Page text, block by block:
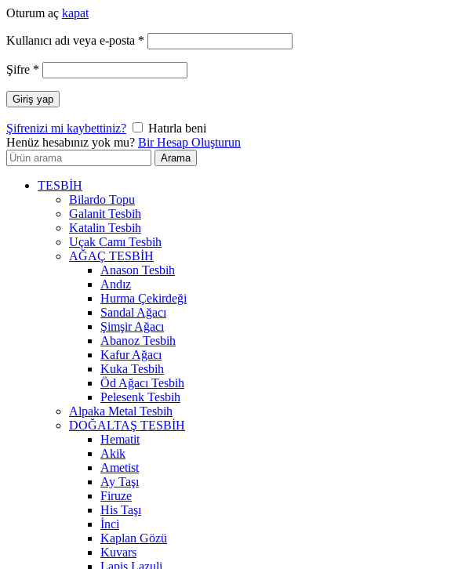
Oturum aç kapat
Kullanıcı adı veya e-posta *
Şifre *
Giriş yap
Şifrenizi mi kaybettiniz?
Hatırla beni
Henüz hesabınız yok mu? Bir Hesap Oluşturun
Arayın:
Arama
TESBİH
Bilardo Topu
Galanit Tesbih
Katalin Tesbih
Uçak Camı Tesbih
AĞAÇ TESBİH
Anason Tesbih
Andız
Hurma Çekirdeği
Sandal Ağacı
Şimşir Ağacı
Abanoz Tesbih
Kafur Ağacı
Kuka Tesbih
Öd Ağacı Tesbih
Pelesenk Tesbih
Alpaka Metal Tesbih
DOĞALTAŞ TESBİH
Hematit
Akik
Ametist
Ay Taşı
Firuze
His Taşı
İnci
Kaplan Gözü
Kuvars
Lapis Lazuli